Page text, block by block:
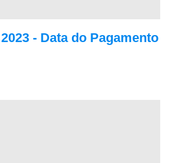
- Data do Pagamento